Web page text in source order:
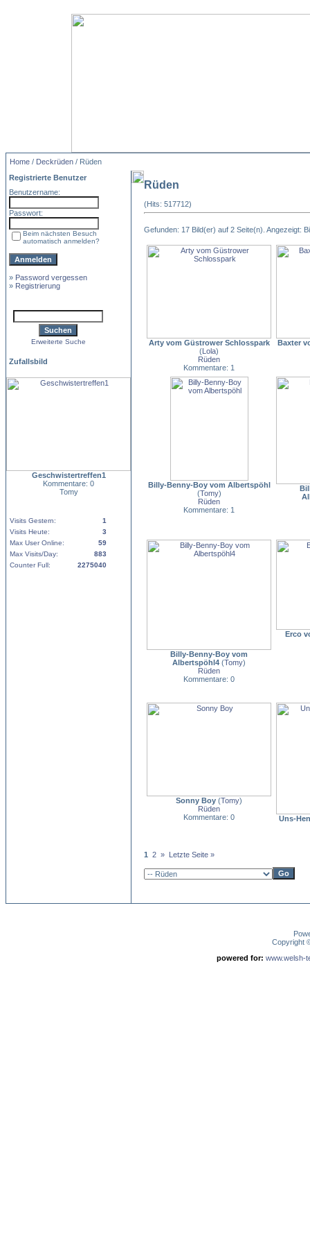
Home / Deckrüden / Rüden
Registrierte Benutzer
Benutzername:
Passwort:
Beim nächsten Besuch
automatisch anmelden?
» Password vergessen
» Registrierung
Erweiterte Suche
Zufallsbild
Geschwistertreffen1
Kommentare: 0
Tomy
Visits Gestern:
1
Visits Heute:
3
Max User Online:
59
Max Visits/Day:
883
Counter Full:
2275040
Rüden
(Hits: 517712)
Gefunden: 17 Bild(er) auf 2 Seite(n). Angezeigt:
Arty vom Güstrower Schlosspark
(Lola)
Rüden
Kommentare: 1
Baxter
Billy-Benny-Boy vom Albertspöhl
(Tomy)
Rüden
Kommentare: 1
Billy-Benny-Boy vom
Albertspöhl4 (Tomy)
Rüden
Kommentare: 0
Erco
Sonny Boy (Tomy)
Rüden
Kommentare: 0
Uns-
1 2 » Letzte Seite »
Copyright
powered for: www.welsh-